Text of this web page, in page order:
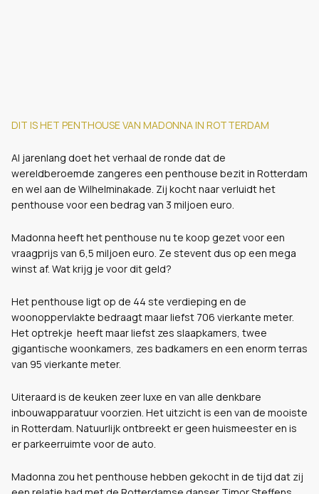
DIT IS HET PENTHOUSE VAN MADONNA IN ROTTERDAM
Al jarenlang doet het verhaal de ronde dat de
wereldberoemde zangeres een penthouse bezit in Rotterdam
en wel aan de Wilhelminakade. Zij kocht naar verluidt het
penthouse voor een bedrag van 3 miljoen euro.
Madonna heeft het penthouse nu te koop gezet voor een
vraagprijs van 6,5 miljoen euro. Ze stevent dus op een mega
winst af. Wat krijg je voor dit geld?
Het penthouse ligt op de 44 ste verdieping en de
woonoppervlakte bedraagt maar liefst 706 vierkante meter.
Het optrekje heeft maar liefst zes slaapkamers, twee
gigantische woonkamers, zes badkamers en een enorm terras
van 95 vierkante meter.
Uiteraard is de keuken zeer luxe en van alle denkbare
inbouwapparatuur voorzien. Het uitzicht is een van de mooiste
in Rotterdam. Natuurlijk ontbreekt er geen huismeester en is
er parkeerruimte voor de auto.
Madonna zou het penthouse hebben gekocht in de tijd dat zij